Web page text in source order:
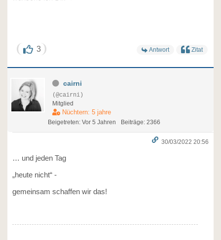
3 Antwort Zitat
cairni
(@cairni)
Mitglied
Nüchtern: 5 jahre
Beigetreten: Vor 5 Jahren Beiträge: 2366
30/03/2022 20:56
… und jeden Tag
„heute nicht“ -
gemeinsam schaffen wir das!